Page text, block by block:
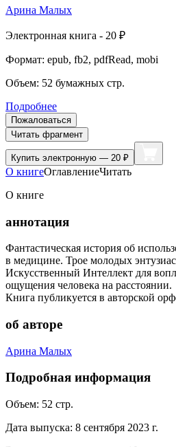
Арина Малых
Электронная книга - 20 ₽
Формат: epub, fb2, pdfRead, mobi
Объем: 52 бумажных стр.
Подробнее
Пожаловаться
Читать фрагмент
Купить электронную — 20 ₽
О книгеОглавлениеЧитать
О книге
аннотация
Фантастическая история об
в медицине. Трое молодых
Искусственный Интеллект для
ощущения человека на расстоянии.
Книга публикуется в авторской
об авторе
Арина Малых
Подробная информация
Объем: 52 стр.
Дата выпуска: 8 сентября 2023 г.